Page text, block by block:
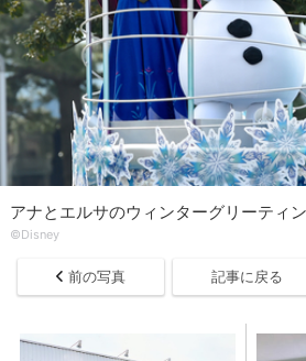
アナとエルサのウィンターグリーティ
©Disney
前の写真 記事に戻る